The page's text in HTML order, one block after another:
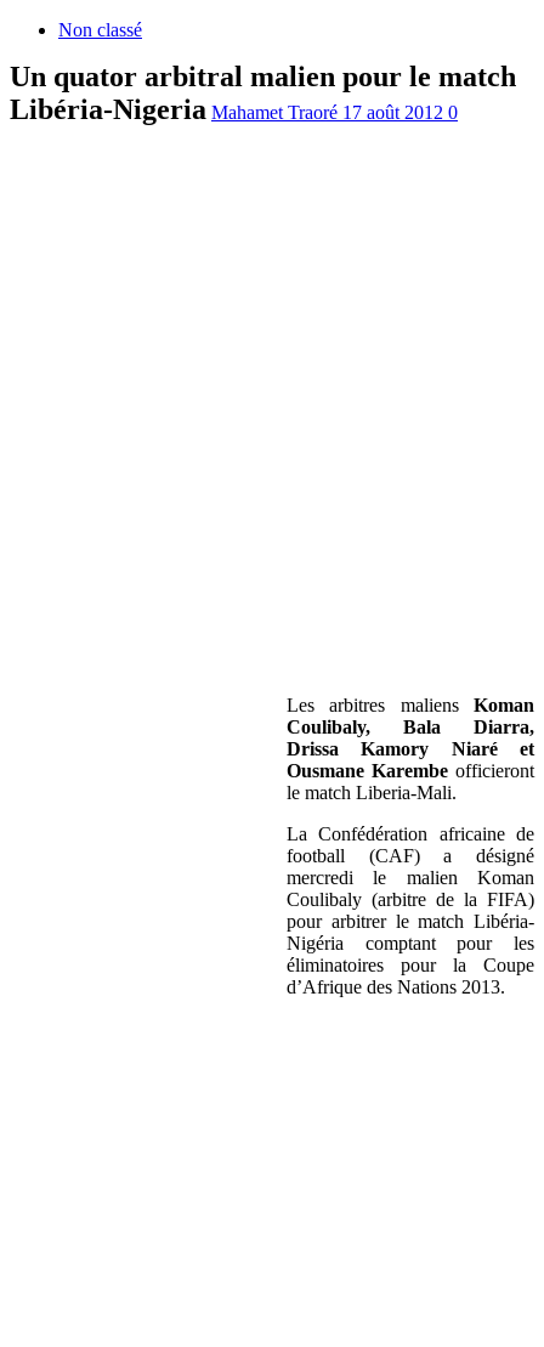
Non classé
Un quator arbitral malien pour le match
Libéria-Nigeria Mahamet Traoré 17 août 2012 0
Les arbitres maliens Koman
Coulibaly, Bala Diarra,
Drissa Kamory Niaré et
Ousmane Karembe officieront
le match Liberia-Mali.
La Confédération africaine de
football (CAF) a désigné
mercredi le malien Koman
Coulibaly (arbitre de la FIFA)
pour arbitrer le match Libéria-
Nigéria comptant pour les
éliminatoires pour la Coupe
d’Afrique des Nations 2013.